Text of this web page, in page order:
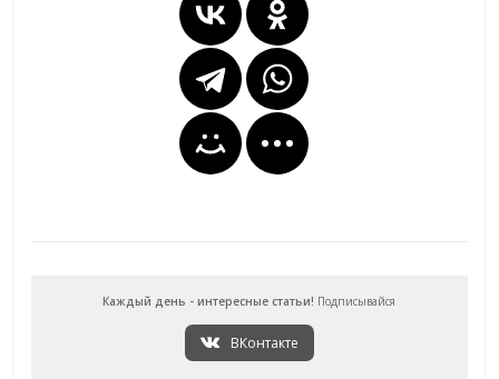
Каждый день - интересные статьи! Подписывайся
ВКонтакте